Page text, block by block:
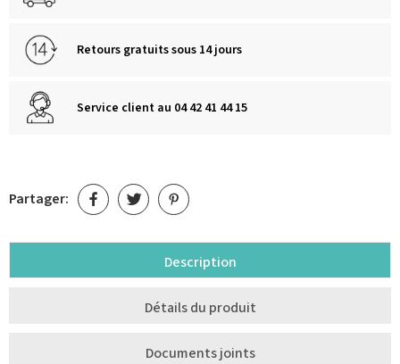
Retours gratuits sous 14 jours
Service client au 04 42 41 44 15
Partager:
Description
Détails du produit
Documents joints